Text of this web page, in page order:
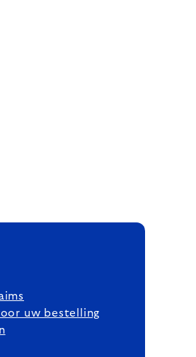
uw bestelling